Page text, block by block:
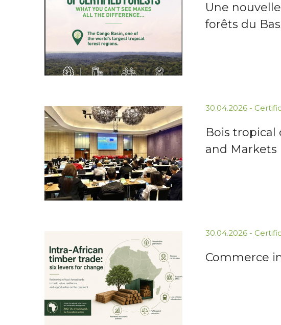
Une
forêts du
30.04.2026 -
Bois tropical
and Markets
30.04.2026 -
Commerce